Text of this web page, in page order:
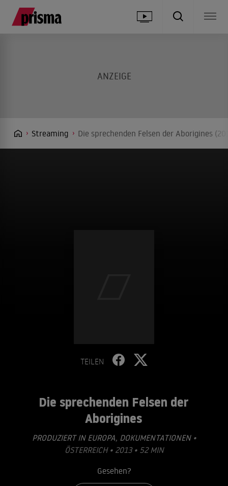
Streaming Die sprechenden Felsen der Aborigines
TEILEN
Die sprechenden Felsen der
Aborigines
PRODUZIERT IN EUROPA, DOKUMENTATIONEN•
ÖSTERREICH • 2013 • 52 MIN
Gesehen?